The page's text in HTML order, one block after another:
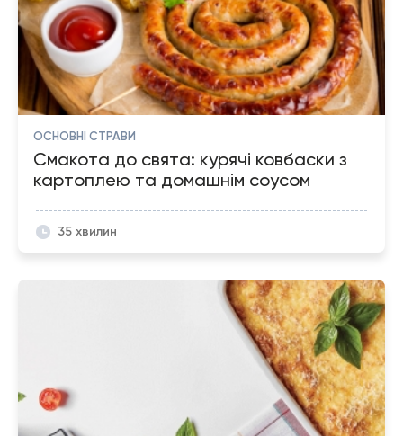
ОСНОВНІ СТРАВИ
Смакота до свята: курячі ковбаски з
картоплею та домашнім соусом
35 хвилин